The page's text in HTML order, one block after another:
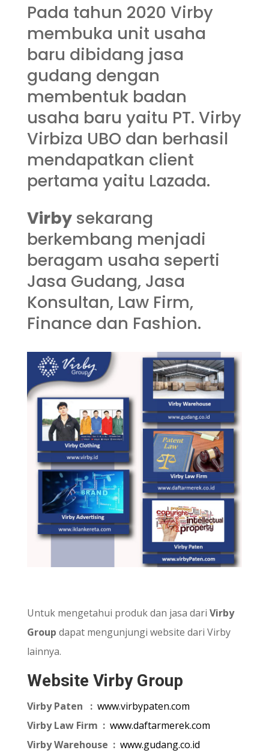
Pada tahun 2020 Virby
membuka unit usaha
baru dibidang jasa
gudang dengan
membentuk badan
usaha baru yaitu PT. Virby
Virbiza UBO dan berhasil
mendapatkan client
pertama yaitu Lazada.
Virby sekarang
berkembang menjadi
beragam usaha seperti
Jasa Gudang, Jasa
Konsultan, Law Firm,
Finance dan Fashion.
Untuk mengetahui produk dan jasa dari Virby
Group dapat mengunjungi website dari Virby
lainnya.
Website Virby Group
Virby Paten : www.virbypaten.com
Virby Law Firm : www.daftarmerek.com
Virby Warehouse : www.gudang.co.id